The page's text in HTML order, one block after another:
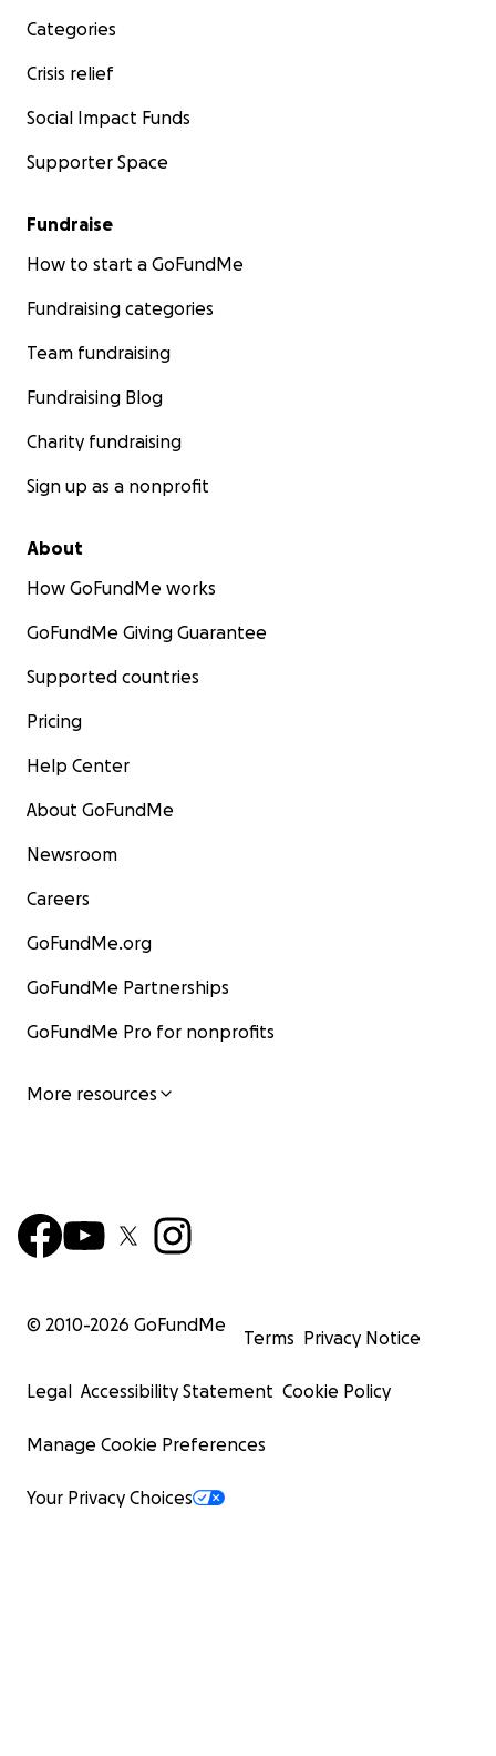
Categories
Crisis relief
Social Impact Funds
Supporter Space
Fundraise
How to start a GoFundMe
Fundraising categories
Team fundraising
Fundraising Blog
Charity fundraising
Sign up as a nonprofit
About
How GoFundMe works
GoFundMe Giving Guarantee
Supported countries
Pricing
Help Center
About GoFundMe
Newsroom
Careers
GoFundMe.org
GoFundMe Partnerships
GoFundMe Pro for nonprofits
More resources
© 2010-2026 GoFundMe
Terms Privacy Notice
Legal Accessibility Statement Cookie Policy
Manage Cookie Preferences
Your Privacy Choices